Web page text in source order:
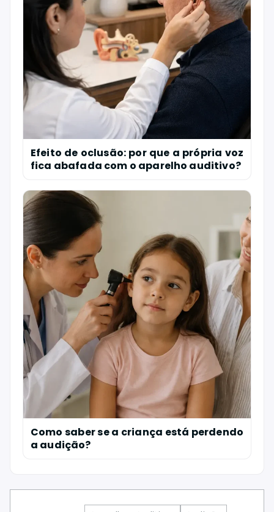
Efeito de oclusão: por que a própria voz
fica abafada com o aparelho auditivo?
Como saber se a criança está perdendo
a audição?